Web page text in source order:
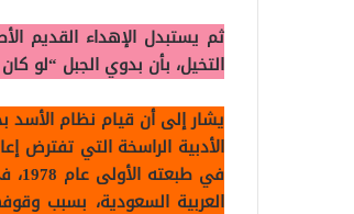
ثم يستبدل الإهداء القديم
التخيل، بأن بدوي الجبل “لو
يشار إلى أن قيام نظام الأسد
الأدبية الراسخة التي تفترض
في